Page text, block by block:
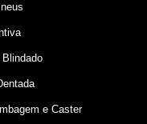
e Caster